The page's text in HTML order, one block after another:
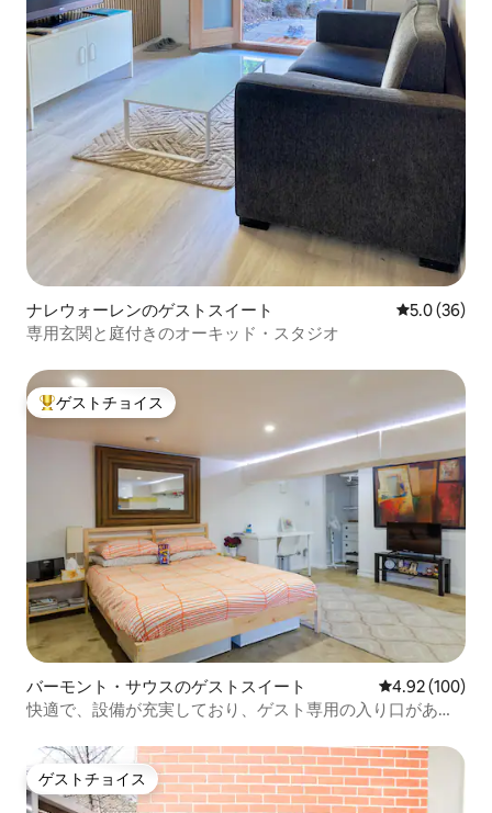
ナレウォーレンのゲストスイート レビュー36
5.0 (36)
専用玄関と庭付きのオーキッド・スタジオ
大好評のゲストチョイスです。
ゲストチョイス
バーモント・サウスのゲストスイート レビュー100
4.92 (100)
快適で、設備が充実しており、ゲスト専用の入り口があり
ゲストチョイス
ゲストチョイス